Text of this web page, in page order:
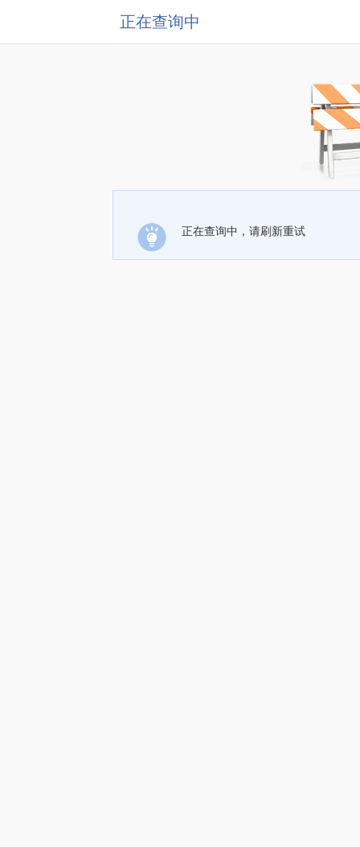
正在查询中
正在查询中，请刷新重试